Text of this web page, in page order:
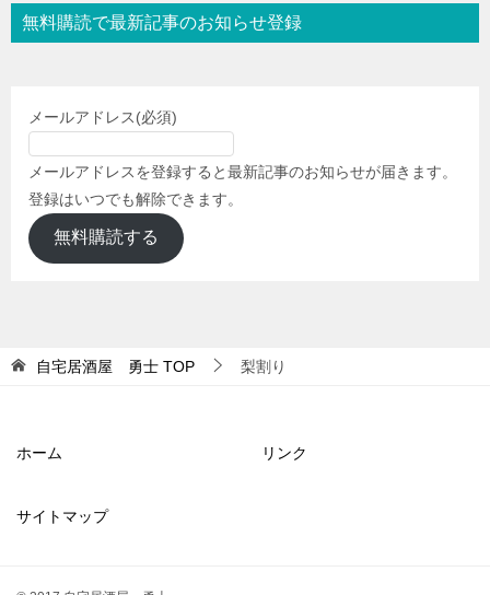
無料購読で最新記事のお知らせ登録
メールアドレス(必須)
メールアドレスを登録すると最新記事のお知らせが届きます。
登録はいつでも解除できます。
無料購読する
自宅居酒屋 勇士 TOP 梨割り
ホーム リンク
サイトマップ